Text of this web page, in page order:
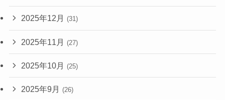
2025年12月 (31)
2025年11月 (27)
2025年10月 (25)
2025年9月 (26)